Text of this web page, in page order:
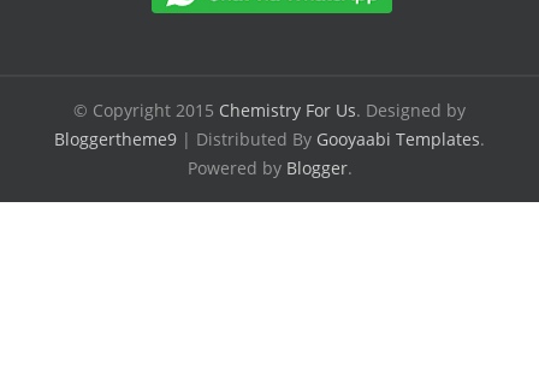
© Copyright 2015 Chemistry For Us. Designed by
Bloggertheme9 | Distributed By Gooyaabi Templates.
Powered by Blogger.